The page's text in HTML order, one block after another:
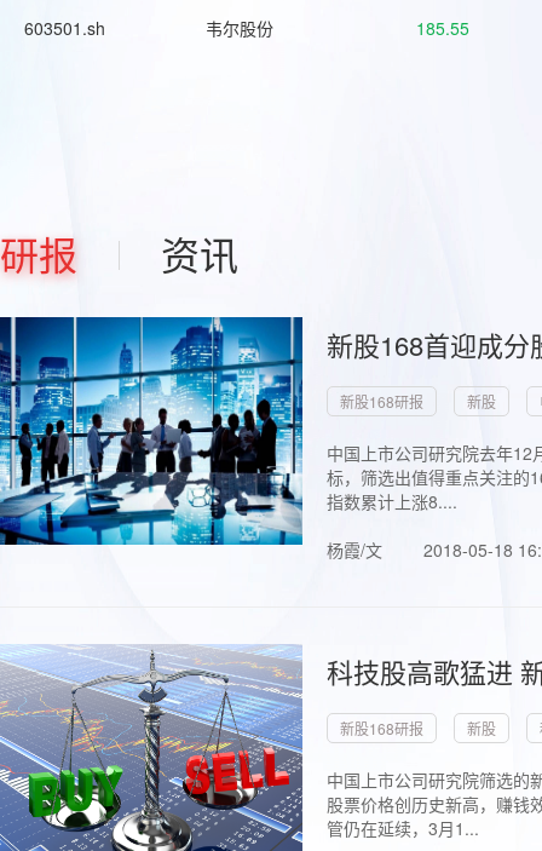
603501.sh 韦尔股份 185.55
研报 资讯
新股168首迎成
新股168研报 新股
中国上市公司研究院去年
标，筛选出值得重点关注的
指数累计上涨8....
杨霞/文
2018-05-18
科技股高歌猛进
新股168研报 新股
中国上市公司研究院筛选的
股票价格创历史新高，赚钱
管仍在延续，3月1...